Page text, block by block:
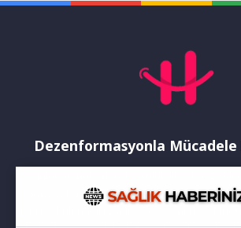
Dezenformasyonla Mücadele
Yayınlanan haberler doğruluk ilkesi
rağmen bazı içeriklerde eksik, hatalı veya
bilgiler bulunabilir.Yanlış veya yanıltıcı